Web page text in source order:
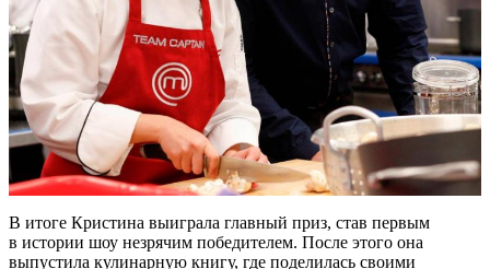
В итоге Кристина выиграла главный приз, став первым
в истории шоу незрячим победителем. После этого она
выпустила кулинарную книгу, где поделилась своими